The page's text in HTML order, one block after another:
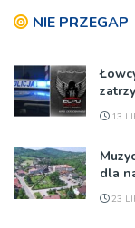
NIE PRZEGAP
13
dla
23